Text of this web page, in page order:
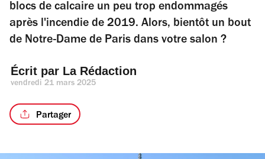
blocs de calcaire un peu trop endommagés
après l'incendie de 2019. Alors, bientôt un bout
de Notre-Dame de Paris dans votre salon ?
Écrit par La Rédaction
vendredi 21 mars 2025
Partager